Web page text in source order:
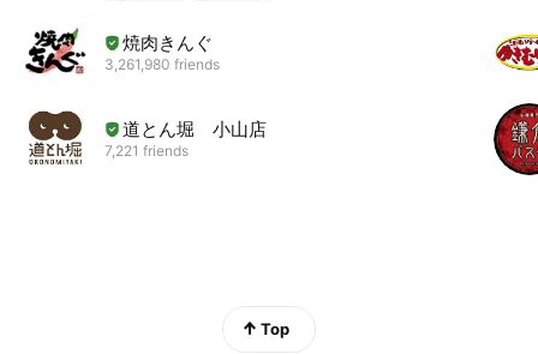
焼肉きんぐ
3,261,980 friends
道とん堀 小山店
7,221 friends
Top